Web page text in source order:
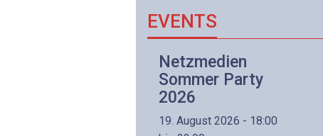
EVENTS
Netzmedien
Sommer Party
2026
19. August 2026 - 18:00